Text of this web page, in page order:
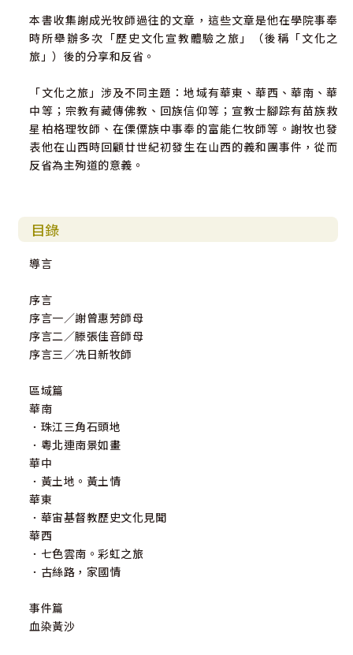
本書收集謝成光牧師過往的文章，這些文章是他在學院事奉
時所舉辦多次「歷史文化宣教體驗之旅」（後稱「文化之
旅」）後的分享和反省。
「文化之旅」涉及不同主題：地域有華東、華西、華南、華
中等；宗教有藏傳佛教、回族信仰等；宣教士腳踪有苗族救
星柏格理牧師、在傈僳族中事奉的富能仁牧師等。謝牧也發
表他在山西時回顧廿世紀初發生在山西的義和團事件，從而
反省為主殉道的意義。
目錄
導言
序言
序言一／謝曾惠芳師母
序言二／滕張佳音師母
序言三／冼日新牧師
區域篇
華南
．珠江三角石頭地
．粵北連南景如畫
華中
．黃土地。黃土情
華東
．華宙基督教歷史文化見聞
華西
．七色雲南。彩虹之旅
．古絲路，家國情
事件篇
血染黃沙